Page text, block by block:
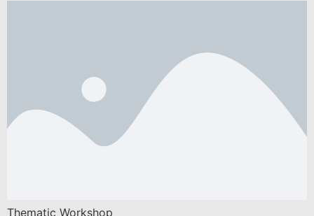
Thematic Workshop